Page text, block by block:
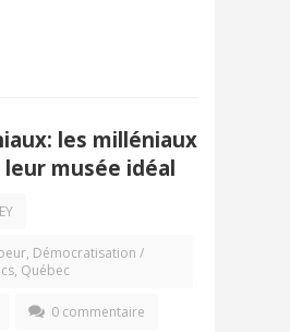
les milléniaux
musée idéal
, Démocratisation /
, Québec
0 commentaire